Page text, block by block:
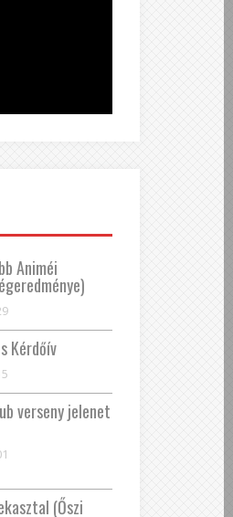
Animéi
Kérdőív
verseny jelenet
(Őszi